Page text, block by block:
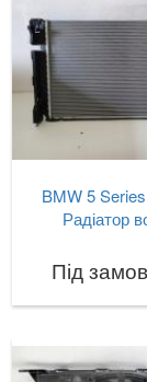
BMW 5
Радіатор
Під